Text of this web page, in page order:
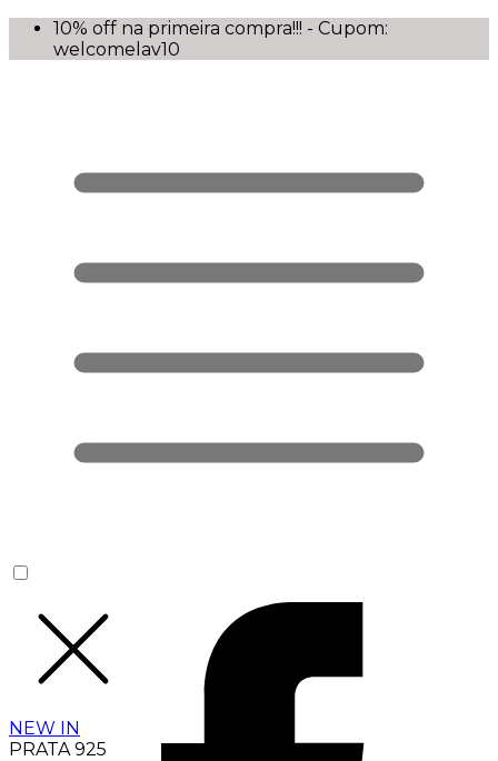
10% off na primeira compra!!! - Cupom:
welcomelav10
NEW IN
PRATA 925